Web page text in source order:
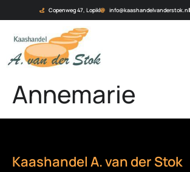
Copenweg 47, Lopik info@kaashandelvanderstok.nl
Annemarie
Kaashandel A. van der Stok